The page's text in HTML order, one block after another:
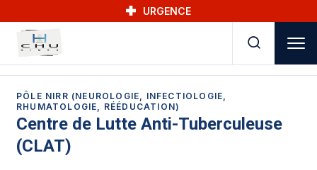
URGENCE
PÔLE NIRR (NEUROLOGIE, INFECTIOLOGIE,
RHUMATOLOGIE, RÉÉDUCATION)
Centre de Lutte Anti-Tuberculeuse
(CLAT)